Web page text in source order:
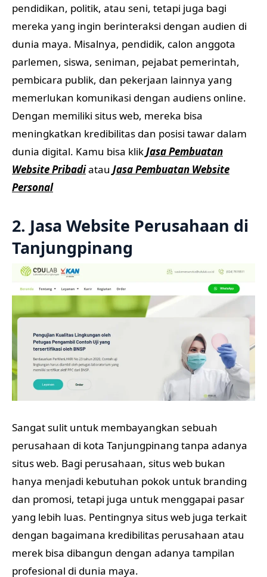
pendidikan, politik, atau seni, tetapi juga bagi
mereka yang ingin berinteraksi dengan audien di
dunia maya. Misalnya, pendidik, calon anggota
parlemen, siswa, seniman, pejabat pemerintah,
pembicara publik, dan pekerjaan lainnya yang
memerlukan komunikasi dengan audiens online.
Dengan memiliki situs web, mereka bisa
meningkatkan kredibilitas dan posisi tawar dalam
dunia digital. Kamu bisa klikJasa Pembuatan
Website Pribadiatau Jasa Pembuatan Website
Personal
2. Jasa Website Perusahaan di
Tanjungpinang
Sangat sulit untuk membayangkan sebuah
perusahaan di kota Tanjungpinang tanpa adanya
situs web. Bagi perusahaan, situs web bukan
hanya menjadi kebutuhan pokok untuk branding
dan promosi, tetapi juga untuk menggapai pasar
yang lebih luas. Pentingnya situs web juga terkait
dengan bagaimana kredibilitas perusahaan atau
merek bisa dibangun dengan adanya tampilan
profesional di dunia maya.